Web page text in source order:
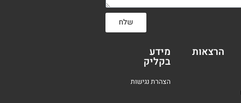
שלח
הרצאות מידע
בקליק
הצהרת נגישות